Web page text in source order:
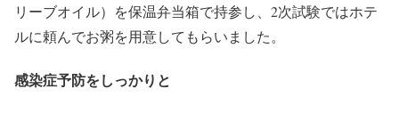
リーブオイル）を保温弁当箱で持参し、2次試験ではホテ
ルに頼んでお粥を用意してもらいました。
感染症予防をしっかりと